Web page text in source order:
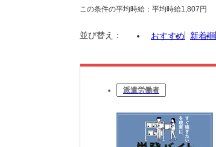
この条件の平均時給：平均時給1,807円
並び替え： おすすめ 新着順
派遣労働者